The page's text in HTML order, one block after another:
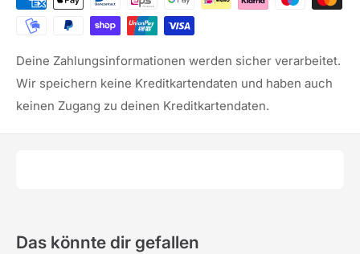
Deine Zahlungsinformationen werden sicher verarbeitet.
Wir speichern keine Kreditkartendaten und haben auch
keinen Zugang zu deinen Kreditkartendaten.
Das könnte dir gefallen